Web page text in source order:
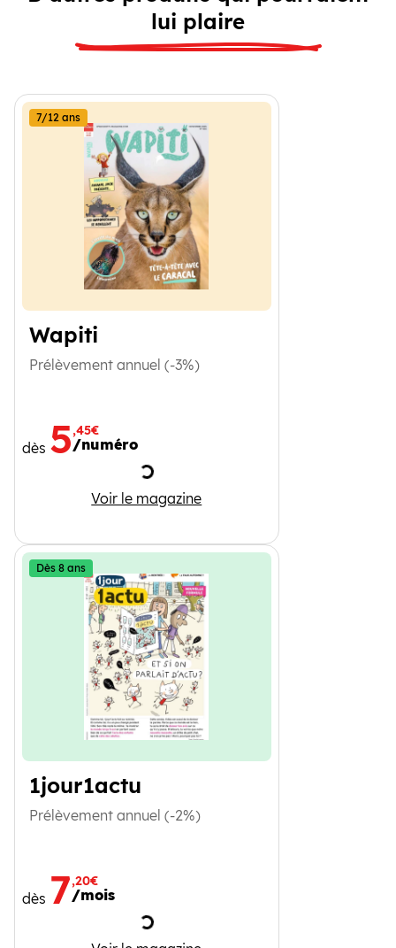
lui plaire
Wapiti
7/12 ans
Prélèvement annuel (-3%)
dès 5,45€
/numéro
Chargement
Voir le magazine
Wapiti
1jour1actu
Dès 8 ans
Prélèvement annuel (-2%)
dès 7,20€
/mois
Chargement